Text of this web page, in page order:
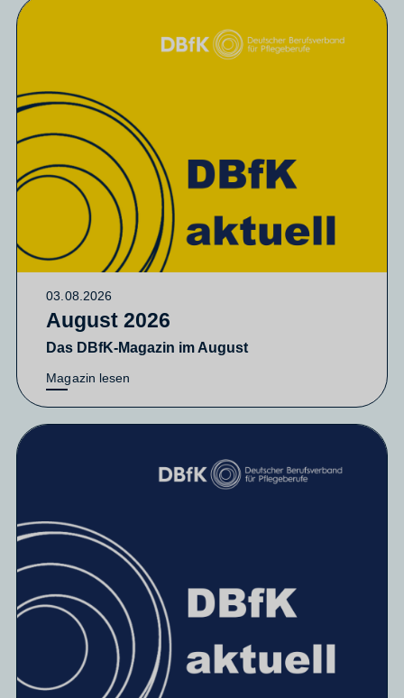
03.08.2026
August 2026
Das DBfK-Magazin im August
Magazin lesen